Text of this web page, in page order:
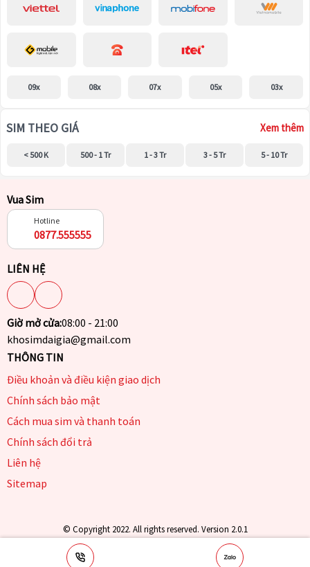
09x 08x 07x 05x 03x
SIM THEO GIÁ Xem thêm
< 500 K 500 - 1 Tr 1 - 3 Tr 3 - 5 Tr 5 - 10 Tr
Vua Sim
Hotline
0877.555555
LIÊN HỆ
Giờ mở cửa:08:00 - 21:00
khosimdaigia@gmail.com
THÔNG TIN
Điều khoản và điều kiện giao dịch
Chính sách bảo mật
Cách mua sim và thanh toán
Chính sách đổi trả
Liên hệ
Sitemap
© Copyright 2022. All rights reserved. Version 2.0.1